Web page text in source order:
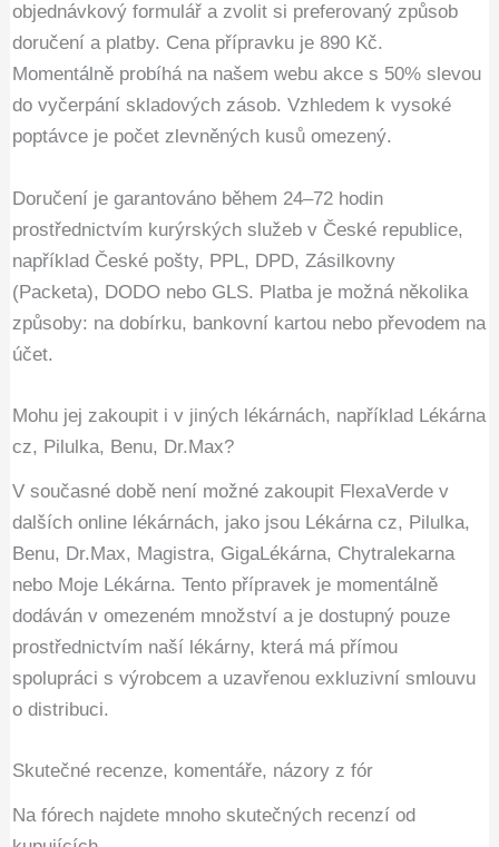
objednávkový formulář a zvolit si preferovaný způsob
doručení a platby. Cena přípravku je 890 Kč.
Momentálně probíhá na našem webu akce s 50% slevou
do vyčerpání skladových zásob. Vzhledem k vysoké
poptávce je počet zlevněných kusů omezený.
Doručení je garantováno během 24–72 hodin
prostřednictvím kurýrských služeb v České republice,
například České pošty, PPL, DPD, Zásilkovny
(Packeta), DODO nebo GLS. Platba je možná několika
způsoby: na dobírku, bankovní kartou nebo převodem na
účet.
Mohu jej zakoupit i v jiných lékárnách, například Lékárna
cz, Pilulka, Benu, Dr.Max?
V současné době není možné zakoupit FlexaVerde v
dalších online lékárnách, jako jsou Lékárna cz, Pilulka,
Benu, Dr.Max, Magistra, GigaLékárna, Chytralekarna
nebo Moje Lékárna. Tento přípravek je momentálně
dodáván v omezeném množství a je dostupný pouze
prostřednictvím naší lékárny, která má přímou
spolupráci s výrobcem a uzavřenou exkluzivní smlouvu
o distribuci.
Skutečné recenze, komentáře, názory z fór
Na fórech najdete mnoho skutečných recenzí od